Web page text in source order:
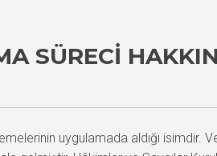
SÜRECI
uygulamada aldığı isimdir.